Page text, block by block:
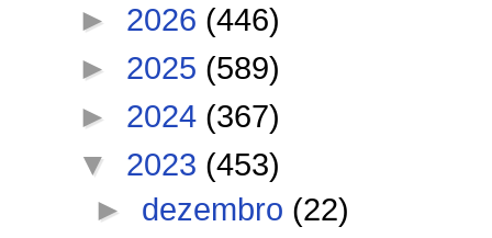
► 2026 (446)
► 2025 (589)
► 2024 (367)
▼ 2023 (453)
► dezembro (22)